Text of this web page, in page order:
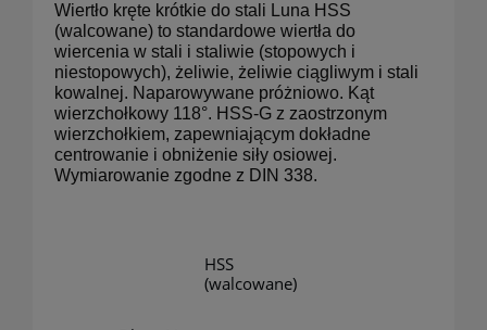
Wiertło kręte krótkie do stali Luna HSS
(walcowane) to standardowe wiertła do
wiercenia w stali i staliwie (stopowych i
niestopowych), żeliwie, żeliwie ciągliwym i stali
kowalnej. Naparowywane próżniowo. Kąt
wierzchołkowy 118°. HSS-G z zaostrzonym
wierzchołkiem, zapewniającym dokładne
centrowanie i obniżenie siły osiowej.
Wymiarowanie zgodne z DIN 338.
HSS
(walcowane)